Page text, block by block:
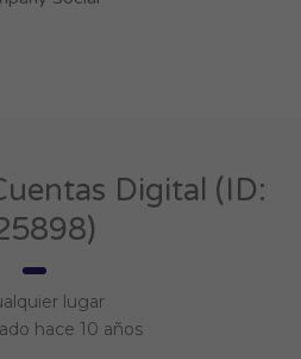
Digital (ID:
lugar
hace 10 años